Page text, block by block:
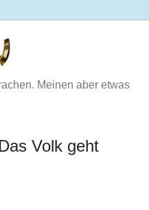
Meinen aber etwas
Volk geht